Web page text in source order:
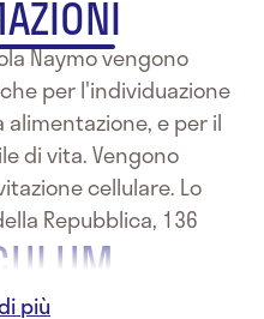
Naymo vengono
per l'individuazione
e per il
di vita. Vengono
cellulare. Lo
Repubblica, 136